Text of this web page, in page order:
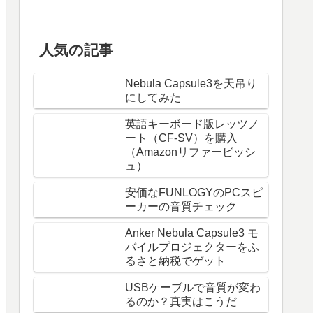
人気の記事
Nebula Capsule3を天吊り
にしてみた
英語キーボード版レッツノ
ート（CF-SV）を購入
（Amazonリファービッシ
ュ）
安価なFUNLOGYのPCスピ
ーカーの音質チェック
Anker Nebula Capsule3 モ
バイルプロジェクターをふ
るさと納税でゲット
USBケーブルで音質が変わ
るのか？真実はこうだ